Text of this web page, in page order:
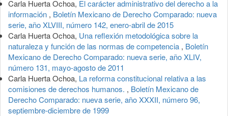
Carla Huerta Ochoa, El carácter administrativo del derecho a la
información , Boletín Mexicano de Derecho Comparado: nueva
serie, año XLVIII, número 142, enero-abril de 2015
Carla Huerta Ochoa, Una reflexión metodológica sobre la
naturaleza y función de las normas de competencia , Boletín
Mexicano de Derecho Comparado: nueva serie, año XLIV,
número 131, mayo-agosto de 2011
Carla Huerta Ochoa, La reforma constitucional relativa a las
comisiones de derechos humanos. , Boletín Mexicano de
Derecho Comparado: nueva serie, año XXXII, número 96,
septiembre-diciembre de 1999